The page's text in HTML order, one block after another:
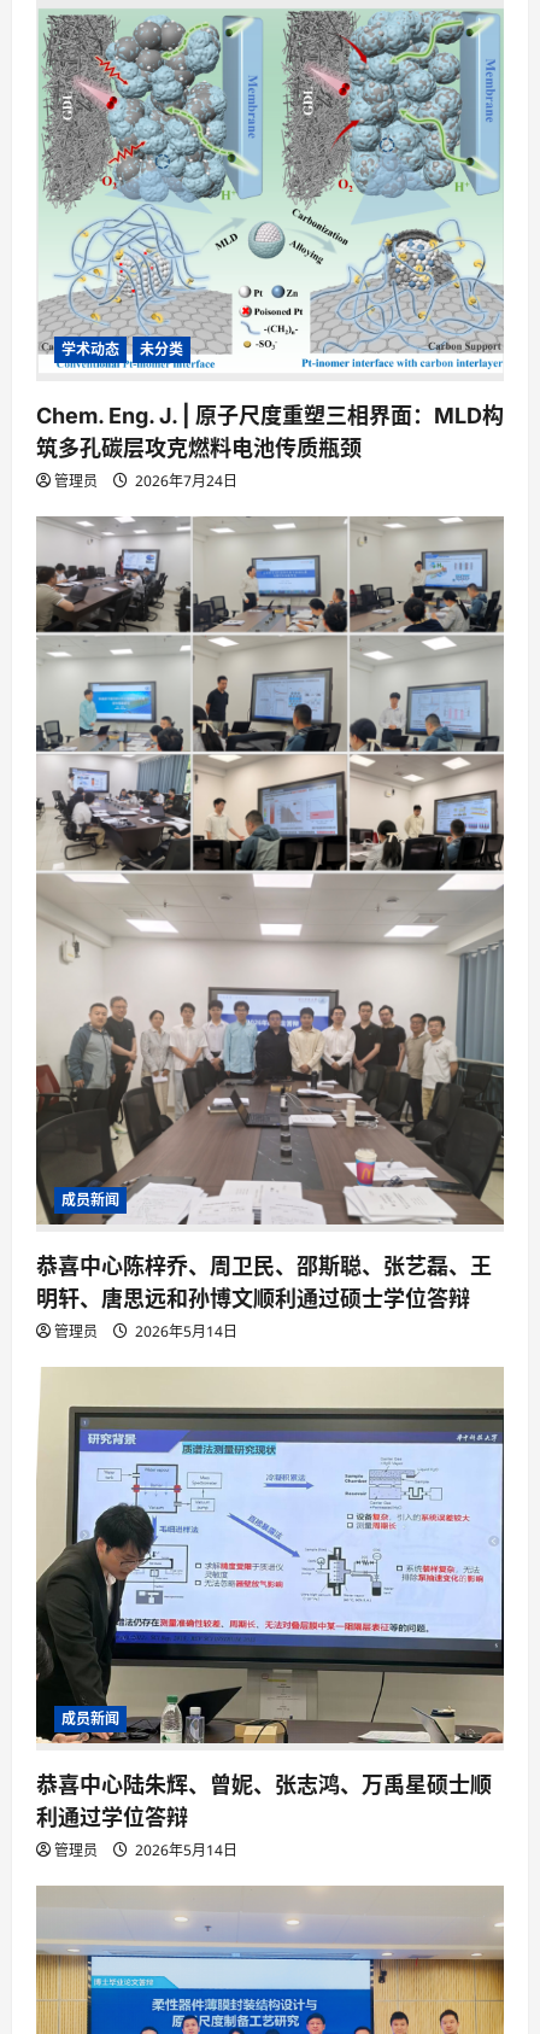
学术动态 未分类
Chem. Eng. J. | 原子尺度重塑三相界面：MLD构
筑多孔碳层攻克燃料电池传质瓶颈
管理员 2026年7月24日
成员新闻
恭喜中心陈梓乔、周卫民、邵斯聪、张艺磊、王
明轩、唐思远和孙博文顺利通过硕士学位答辩
管理员 2026年5月14日
成员新闻
恭喜中心陆朱辉、曾妮、张志鸿、万禹星硕士顺
利通过学位答辩
管理员 2026年5月14日